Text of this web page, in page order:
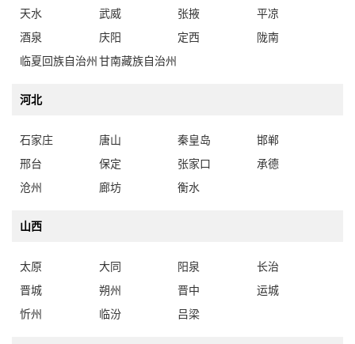
天水
武威 张掖
平凉
酒泉
庆阳 定西
陇南
临夏回族自治州甘南藏族自治州
河北
石家庄 唐山 秦皇岛
邯郸
邢台
保定 张家口
承德
沧州
廊坊 衡水
山西
太原 大同 阳泉
长治
晋城
朔州 晋中
运城
忻州
临汾 吕梁